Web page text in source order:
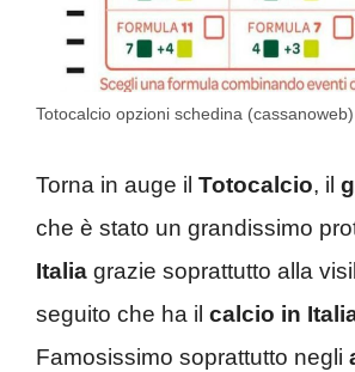
Totocalcio opzioni schedina (cassanoweb)
Torna in auge il Totocalcio, il
che è stato un grandissimo
Italia grazie soprattutto alla
seguito che ha il calcio in
Famosissimo soprattutto negli